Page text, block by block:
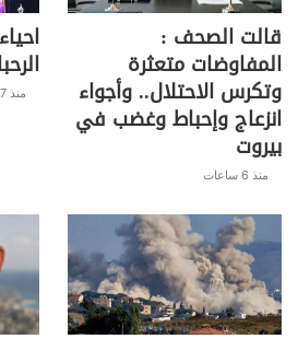
قالت الصحف :
المفاوضات متعثرة
وتكرس الاحتلال.. وأجواء
انزعاج وإحباط وغضب في
بيروت
منذ 6 ساعات
منذ 7 ساعات